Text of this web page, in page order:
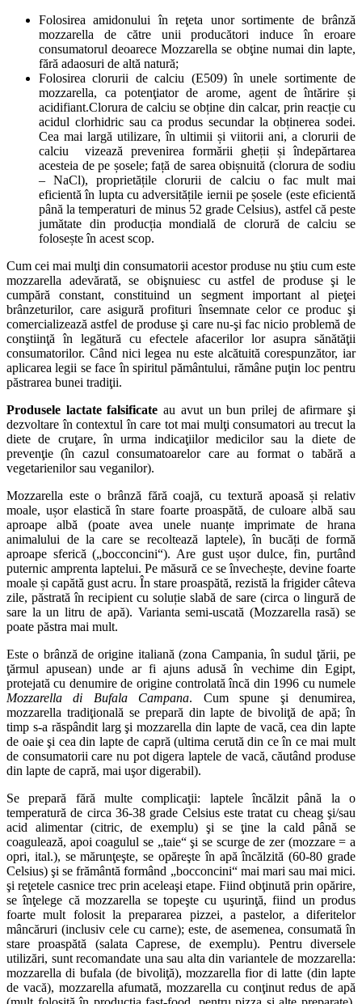
Folosirea amidonului în reţeta unor sortimente de brânză
mozzarella de către unii producători induce în eroare
consumatorul deoarece Mozzarella se obţine numai din lapte,
fără adaosuri de altă natură;
Folosirea clorurii de calciu (E509) în unele sortimente de
mozzarella, ca potenţiator de arome, agent de întărire și
acidifiant.Clorura de calciu se obține din calcar, prin reacție cu
acidul clorhidric sau ca produs secundar la obținerea sodei.
Cea mai largă utilizare, în ultimii și viitorii ani, a clorurii de
calciu vizează prevenirea formării gheții și îndepărtarea
acesteia de pe șosele; față de sarea obișnuită (clorura de sodiu
– NaCl), proprietățile clorurii de calciu o fac mult mai
eficientă în lupta cu adversitățile iernii pe șosele (este eficientă
până la temperaturi de minus 52 grade Celsius), astfel că peste
jumătate din producția mondială de clorură de calciu se
folosește în acest scop.
Cum cei mai mulţi din consumatorii acestor produse nu ştiu cum este
mozzarella adevărată, se obişnuiesc cu astfel de produse şi le
cumpără constant, constituind un segment important al pieţei
brânzeturilor, care asigură profituri însemnate celor ce produc şi
comercializează astfel de produse şi care nu-şi fac nicio problemă de
conştiinţă în legătură cu efectele afacerilor lor asupra sănătăţii
consumatorilor. Când nici legea nu este alcătuită corespunzător, iar
aplicarea legii se face în spiritul pământului, rămâne puţin loc pentru
păstrarea bunei tradiţii.
Produsele lactate falsificate au avut un bun prilej de afirmare şi
dezvoltare în contextul în care tot mai mulţi consumatori au trecut la
diete de cruţare, în urma indicaţiilor medicilor sau la diete de
prevenţie (în cazul consumatoarelor care au format o tabără a
vegetarienilor sau veganilor).
Mozzarella este o brânză fără coajă, cu textură apoasă și relativ
moale, ușor elastică în stare foarte proaspătă, de culoare albă sau
aproape albă (poate avea unele nuanțe imprimate de hrana
animalului de la care se recoltează laptele), în bucăți de formă
aproape sferică („bocconcini“). Are gust ușor dulce, fin, purtând
puternic amprenta laptelui. Pe măsură ce se învechește, devine foarte
moale și capătă gust acru. În stare proaspătă, rezistă la frigider câteva
zile, păstrată în recipient cu soluție slabă de sare (circa o lingură de
sare la un litru de apă). Varianta semi-uscată (Mozzarella rasă) se
poate păstra mai mult.
Este o brânză de origine italiană (zona Campania, în sudul ţării, pe
ţărmul apusean) unde ar fi ajuns adusă în vechime din Egipt,
protejată cu denumire de origine controlată încă din 1996 cu numele
Mozzarella di Bufala Campana. Cum spune şi denumirea,
mozzarella tradiţională se prepară din lapte de bivoliţă de apă; în
timp s-a răspândit larg şi mozzarella din lapte de vacă, cea din lapte
de oaie şi cea din lapte de capră (ultima cerută din ce în ce mai mult
de consumatorii care nu pot digera laptele de vacă, căutând produse
din lapte de capră, mai uşor digerabil).
Se prepară fără multe complicaţii: laptele încălzit până la o
temperatură de circa 36-38 grade Celsius este tratat cu cheag şi/sau
acid alimentar (citric, de exemplu) şi se ţine la cald până se
coagulează, apoi coagulul se „taie“ şi se scurge de zer (mozzare = a
opri, ital.), se mărunţeşte, se opăreşte în apă încălzită (60-80 grade
Celsius) şi se frământă formând „bocconcini“ mai mari sau mai mici.
şi reţetele casnice trec prin aceleaşi etape. Fiind obţinută prin opărire,
se înţelege că mozzarella se topeşte cu uşurinţă, fiind un produs
foarte mult folosit la prepararea pizzei, a pastelor, a diferitelor
mâncăruri (inclusiv cele cu carne); este, de asemenea, consumată în
stare proaspătă (salata Caprese, de exemplu). Pentru diversele
utilizări, sunt recomandate una sau alta din variantele de mozzarella:
mozzarella di bufala (de bivoliţă), mozzarella fior di latte (din lapte
de vacă), mozzarella afumată, mozzarella cu conţinut redus de apă